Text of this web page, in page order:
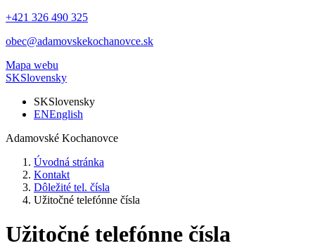
+421 326 490 325
obec@adamovskekochanovce.sk
Mapa webu
SKSlovensky
SKSlovensky
ENEnglish
Adamovské Kochanovce
Úvodná stránka
Kontakt
Dôležité tel. čísla
Užitočné telefónne čísla
Užitočné telefónne čísla